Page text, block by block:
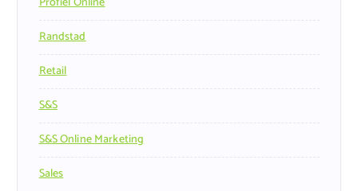
Randstad
Retail
S&s
S&s Online Marketing
Sales